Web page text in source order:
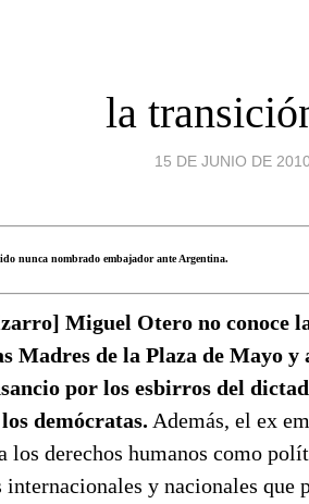
la
15 DE JUNIO DE
nunca nombrado embajador ante Argentina.
Miguel Otero no conoce
Madres de la Plaza de Mayo
por los esbirros del
demócratas. Además, el ex
los derechos humanos como
y nacionales que